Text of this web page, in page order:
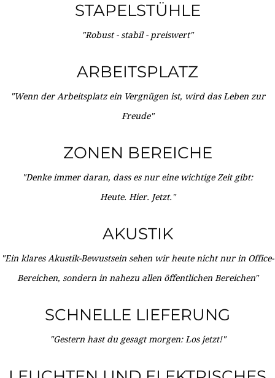
STAPELSTÜHLE
"Robust - stabil - preiswert"
ARBEITSPLATZ
"Wenn der Arbeitsplatz ein Vergnügen ist, wird das Leben zur
Freude"
ZONEN BEREICHE
"Denke immer daran, dass es nur eine wichtige Zeit gibt:
Heute. Hier. Jetzt."
AKUSTIK
"Ein klares Akustik-Bewustsein sehen wir heute nicht nur in Office-
Bereichen, sondern in nahezu allen öffentlichen Bereichen"
SCHNELLE LIEFERUNG
"Gestern hast du gesagt morgen: Los jetzt!"